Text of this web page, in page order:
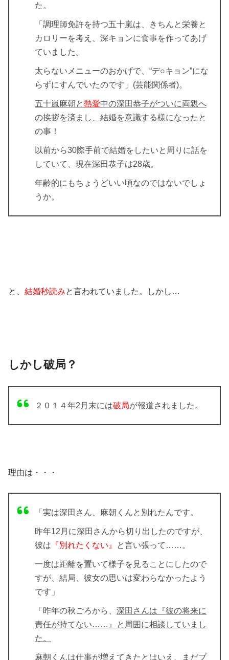
た。
「調理師免許を持つ五十嵐は、きちんと栄養と
カロリーを考え、深キョンに食事を作ってあげ
ていました。
太らないメニューのおかげで、“デ○キョン”にな
らずにすんでいたのです」(芸能関係者)。
五十嵐麻朝と熱愛中の深田恭子がついに両親へ
の挨拶を済まし、 結婚を意識する様になった と
の事！
以前から30際手前で結婚を したいと周りに話を
していて、現在深田恭子は28歳。
年齢的にもちょうどいい頃なのではないでしょ
うか。
と、 結婚秒読みと言われていました。しかし…
しかし破局？
２０１４年2月末には破局が報道されました。
理由は・・・
「実は深田さん、麻朝くんと別れたんです。
昨年12月に深田さんから切り出したのですが、
彼は 『別れたくない』 と言い張って……。
一度は距離を置いて様子を見ることにしたので
すが、結局、彼女の思いは変わらなかったよう
です」
「昨年の秋ごろから、 深田さんは『彼の将来に
責任が持てない……』と周囲に相談していまし
た。
麻朝くんは仕事が増えてきたとはいえ、まだブ